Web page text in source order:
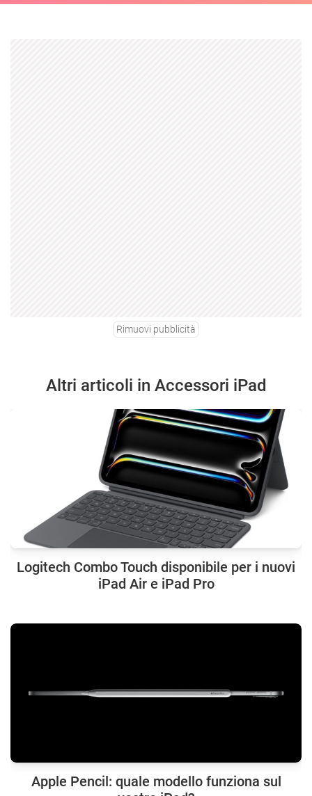
Rimuovi pubblicità
Altri articoli in Accessori iPad
Logitech Combo Touch disponibile per i nuovi
iPad Air e iPad Pro
Apple Pencil: quale modello funziona sul